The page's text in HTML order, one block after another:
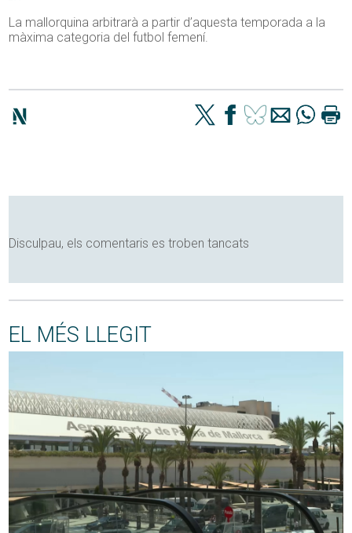
La mallorquina arbitrarà a partir d’aquesta temporada a la
màxima categoria del futbol femení.
Disculpau, els comentaris es troben tancats
EL MÉS LLEGIT